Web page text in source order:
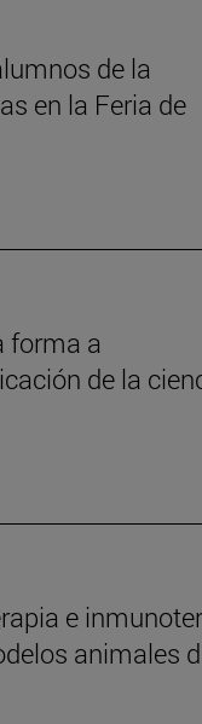
de la
en la Feria de
forma a
de la
e
animales